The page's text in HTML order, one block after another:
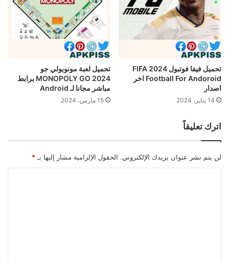
تحميل فيفا فوتبول 2024 FIFA
Football For Andoroid اخر
اصدار
14 يناير، 2024
تحميل لعبة مونوبولي جو
MONOPOLY GO 2024 برابط
مباشر مجانا لـ Android
15 مارس، 2024
اترك تعليقاً
لن يتم نشر عنوان بريدك الإلكتروني. الحقول الإلزامية مشار إليها بـ *